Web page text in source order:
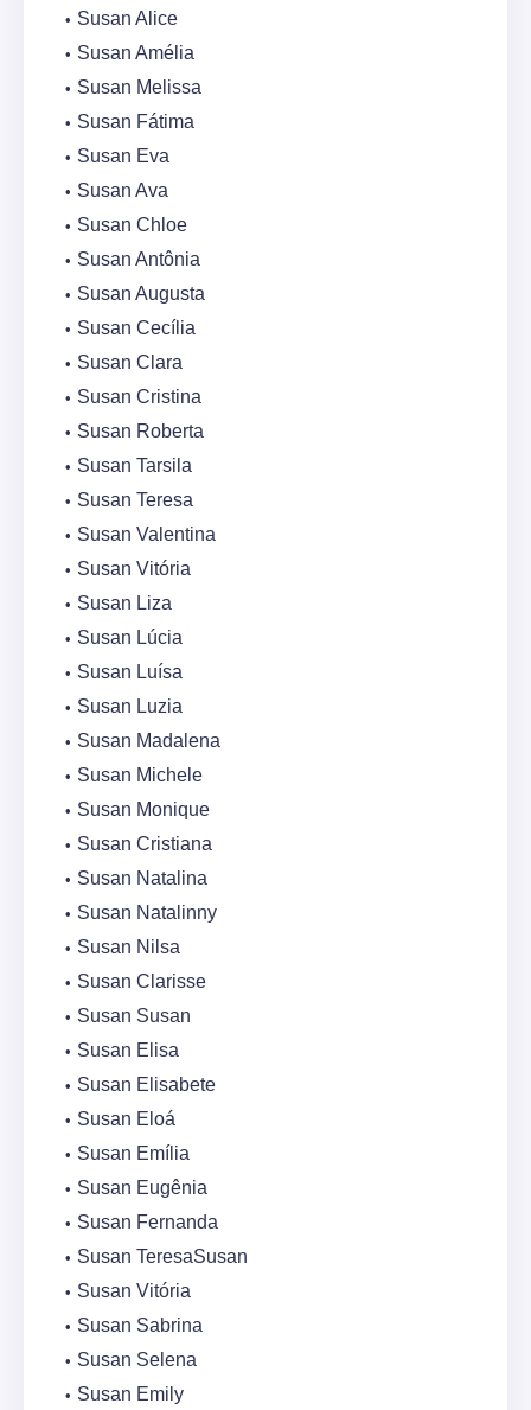
Susan Alice
Susan Amélia
Susan Melissa
Susan Fátima
Susan Eva
Susan Ava
Susan Chloe
Susan Antônia
Susan Augusta
Susan Cecília
Susan Clara
Susan Cristina
Susan Roberta
Susan Tarsila
Susan Teresa
Susan Valentina
Susan Vitória
Susan Liza
Susan Lúcia
Susan Luísa
Susan Luzia
Susan Madalena
Susan Michele
Susan Monique
Susan Cristiana
Susan Natalina
Susan Natalinny
Susan Nilsa
Susan Clarisse
Susan Susan
Susan Elisa
Susan Elisabete
Susan Eloá
Susan Emília
Susan Eugênia
Susan Fernanda
Susan TeresaSusan
Susan Vitória
Susan Sabrina
Susan Selena
Susan Emily